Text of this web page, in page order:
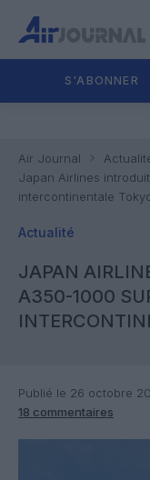
S'ABONNER
Air Journal
Japan Airlines
intercontinentale
Actualité
JAPAN
A350-1000
Publié le 26 octobre
18 commentaires